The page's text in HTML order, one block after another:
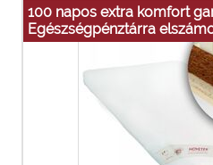
100 napos extra komfort
Egészségpénztárra